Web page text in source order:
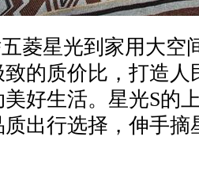
菱星光到家用大空
的质价比，打造
好生活。星光S的
出行选择，伸手摘